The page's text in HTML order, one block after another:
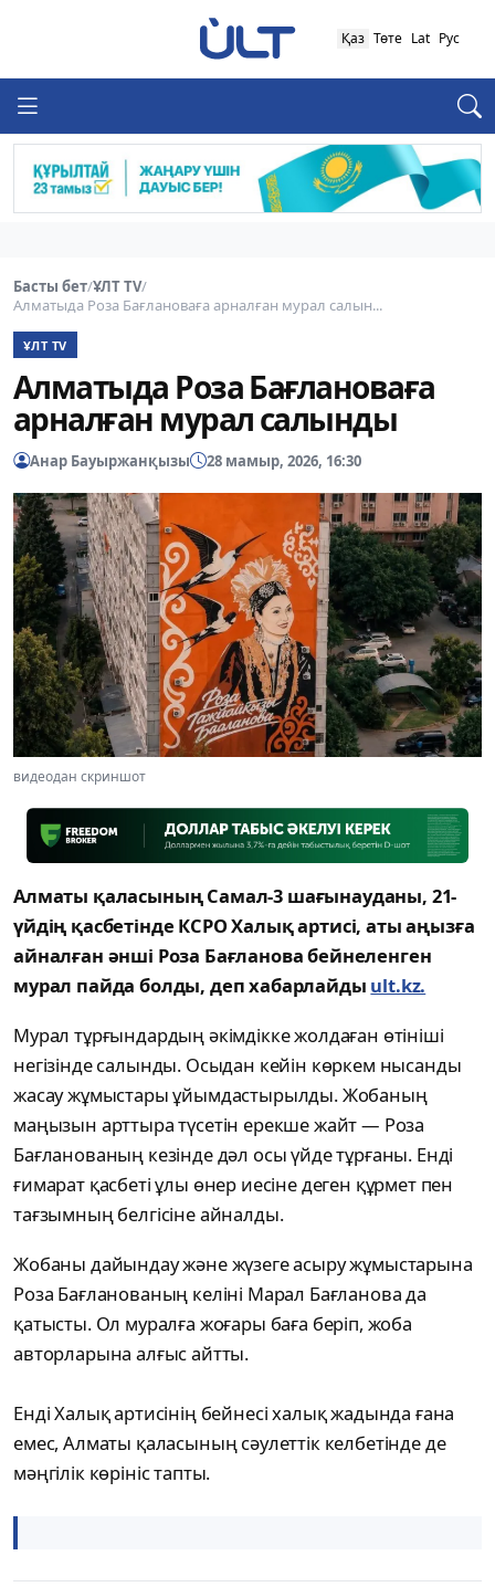
Қаз Төте Lat Рус
Басты бет/ҰЛТ TV/
Алматыда Роза Бағлановаға арналған мурал салын...
ҰЛТ TV
Алматыда Роза Бағлановаға
арналған мурал салынды
Анар Бауыржанқызы 28 мамыр, 2026, 16:30
видеодан скриншот
Алматы қаласының Самал-3 шағынауданы, 21-
үйдің қасбетінде КСРО Халық артисі, аты аңызға
айналған әнші Роза Бағланова бейнеленген
мурал пайда болды, деп хабарлайды ult.kz.
Мурал тұрғындардың әкімдікке жолдаған өтініші
негізінде салынды. Осыдан кейін көркем нысанды
жасау жұмыстары ұйымдастырылды. Жобаның
маңызын арттыра түсетін ерекше жайт — Роза
Бағланованың кезінде дәл осы үйде тұрғаны. Енді
ғимарат қасбеті ұлы өнер иесіне деген құрмет пен
тағзымның белгісіне айналды.
Жобаны дайындау және жүзеге асыру жұмыстарына
Роза Бағланованың келіні Марал Бағланова да
қатысты. Ол муралға жоғары баға беріп, жоба
авторларына алғыс айтты.
Енді Халық артисінің бейнесі халық жадында ғана
емес, Алматы қаласының сәулеттік келбетінде де
мәңгілік көрініс тапты.